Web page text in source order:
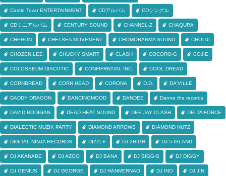
Castle Town ENTERTAINMENT CDアルバム CDシングル
CDミニアルバム CENTURY SOUND CHANNEL-Z CHAQURA
CHEHON CHELSEA MOVEMENT CHOMORANMA SOUND CHOUJI
CHOZEN LEE CHUCKY SMART CLASH COCORO-G COJIE
COLOSSEUM DISCOTIC CONFIFRNTIAL INC. COOL DREAD
CORNBREAD CORN HEAD CORONA D.D. DA'VILLE
DADDY DRAGON DANCINGMOOD DANDEE Danne the records
DAVID RODIGAN DEAD HEAT SOUND DEE JAY CLASH DELTA FORCE
DIALECTIC MUZIK PARTY DIAMOND ARROWS DIAMOND NUTZ
DIGITAL NINJA RECORDS DIZZLE DJ 2HIGH DJ 5-ISLAND
DJ AKANABE DJ AZOO DJ BANA DJ BIGG-S DJ DIGGY
DJ GENIUS DJ GEORGE DJ HANMERNAO DJ INO DJ JIN